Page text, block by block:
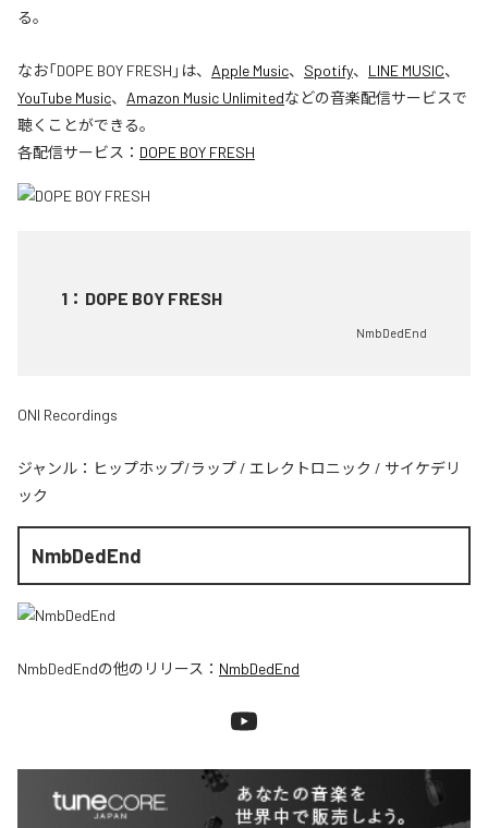
る。
なお「DOPE BOY FRESH 」は、 Apple Music、 Spotify、 LINE MUSIC、
YouTube Music、 Amazon Music Unlimitedなどの音楽配信サービスで
聴くことができる。
各配信サービス： DOPE BOY FRESH
1 ： DOPE BOY FRESH
NmbDedEnd
ONI Recordings
ジャンル： ヒップホップ/ラップ / エレクトロニック / サイケデリ
ック
NmbDedEnd
NmbDedEndの他のリリース： NmbDedEnd